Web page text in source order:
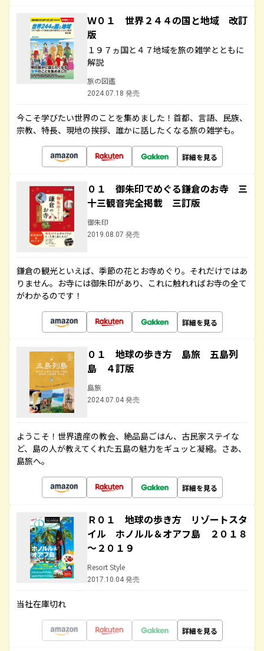
Ｗ０１ 世界２４４の国と地域 改訂
版
１９７ヵ国と４７地域を旅の雑学とともに
解説
旅の図鑑
2024.07.18 発売
今こそ学びたい世界のことを集めました！首都、言語、民族、
宗教、特長、現地の挨拶、誰かに話したくなる旅の雑学も。
詳細を見る
０１ 御朱印でめぐる鎌倉のお寺 三
十三観音完全掲載 三訂版
御朱印
2019.08.07 発売
鎌倉の観光といえば、季節の花とお寺めぐり。それだけではあ
りません。お寺には御朱印があり、これに触れればお寺の全て
がわかるのです！
詳細を見る
０１ 地球の歩き方 島旅 五島列
島 ４訂版
島旅
2024.07.04 発売
ようこそ！世界遺産の教会、絶品島ごはん、古民家ステイな
ど、島の人が教えてくれた五島の魅力をギュッと凝縮。さあ、
島旅へ。
詳細を見る
Ｒ０１ 地球の歩き方 リゾートスタ
イル ホノルル＆オアフ島 ２０１８
～２０１９
Resort Style
2017.10.04 発売
当社在庫切れ
詳細を見る